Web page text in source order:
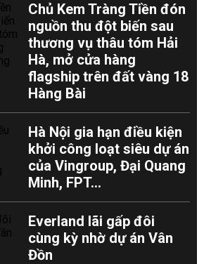
Chủ Kem Tràng Tiền đón
nguồn thu đột biến sau
thương vụ thâu tóm Hải
Hà, mở cửa hàng
flagship trên đất vàng 18
Hàng Bài
Hà Nội gia hạn điều kiện
khởi công loạt siêu dự án
của Vingroup, Đại Quang
Minh, FPT...
Everland lãi gấp đôi
cùng kỳ nhờ dự án Vân
Đồn